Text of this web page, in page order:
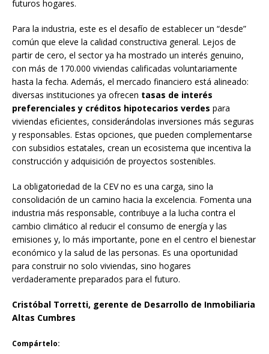
futuros hogares.
Para la industria, este es el desafío de establecer un “desde”
común que eleve la calidad constructiva general. Lejos de
partir de cero, el sector ya ha mostrado un interés genuino,
con más de 170.000 viviendas calificadas voluntariamente
hasta la fecha. Además, el mercado financiero está alineado:
diversas instituciones ya ofrecen tasas de interés
preferenciales y créditos hipotecarios verdes para
viviendas eficientes, considerándolas inversiones más seguras
y responsables. Estas opciones, que pueden complementarse
con subsidios estatales, crean un ecosistema que incentiva la
construcción y adquisición de proyectos sostenibles.
La obligatoriedad de la CEV no es una carga, sino la
consolidación de un camino hacia la excelencia. Fomenta una
industria más responsable, contribuye a la lucha contra el
cambio climático al reducir el consumo de energía y las
emisiones y, lo más importante, pone en el centro el bienestar
económico y la salud de las personas. Es una oportunidad
para construir no solo viviendas, sino hogares
verdaderamente preparados para el futuro.
Cristóbal Torretti, gerente de Desarrollo de Inmobiliaria
Altas Cumbres
Compártelo: